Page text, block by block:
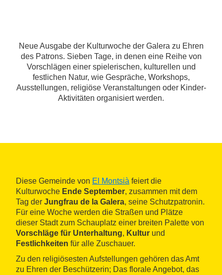
Neue Ausgabe der Kulturwoche der Galera zu Ehren
des Patrons. Sieben Tage, in denen eine Reihe von
Vorschlägen einer spielerischen, kulturellen und
festlichen Natur, wie Gespräche, Workshops,
Ausstellungen, religiöse Veranstaltungen oder Kinder-
Aktivitäten organisiert werden.
Diese Gemeinde von El Montsià feiert die
Kulturwoche Ende September, zusammen mit dem
Tag der Jungfrau de la Galera, seine Schutzpatronin.
Für eine Woche werden die Straßen und Plätze
dieser Stadt zum Schauplatz einer breiten Palette von
Vorschläge für Unterhaltung, Kultur und
Festlichkeiten für alle Zuschauer.
Zu den religiösesten Aufstellungen gehören das Amt
zu Ehren der Beschützerin; Das florale Angebot, das